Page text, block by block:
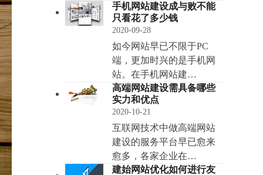
手机网站建设成与败不能
只看花了多少钱
2020-09-28
如今网站早已不限于PC
端，更加时兴的是手机网
站。在手机网站建…
高端网站建设需具备哪些
实力和优点
2020-10-21
互联网技术中做高端网站
建设的服务平台早已愈来
愈多，各家企业在…
建始网站优化如何进行友